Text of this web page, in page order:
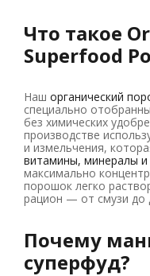
Что такое
Superfood
Наш органический
специально
без химических
производстве
и измельчения,
витамины, минералы
максимально
порошок легко
рацион — от смузи до
Почему
суперфуд?